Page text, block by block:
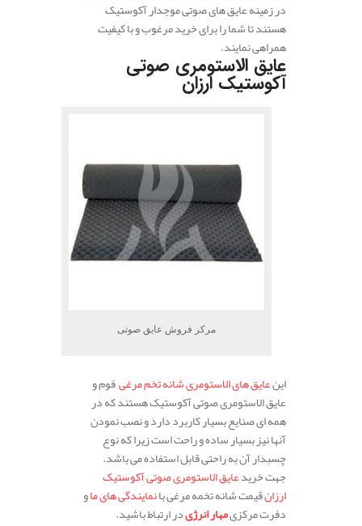
در زمینه عایق های صوتی موجدار آکوستیک
هستند تا شما را برای خرید مرغوب و با کیفیت
همراهی نمایند.
عایق الاستومری صوتی
آکوستیک ارزان
مرکز فروش عایق صوتی
اینعایق های الاستومری شانه تخم مرغیفوم و
عایق الاستومری صوتی آکوستیک هستند که در
همه ای صنایع بسیار کاربرد دارد و نصب نمودن
آنها نیز بسیار ساده و راحت است زیرا که نوع
چسبدار آن به راحتی قابل استفاده می باشد.
جهت خریدعایق الاستومری صوتی آکوستیک
ارزانقیمت شانه تخمه مرغی بانمایندگی های ماو
دفرت مرکزیمهار انرژیدر ارتباط باشید.